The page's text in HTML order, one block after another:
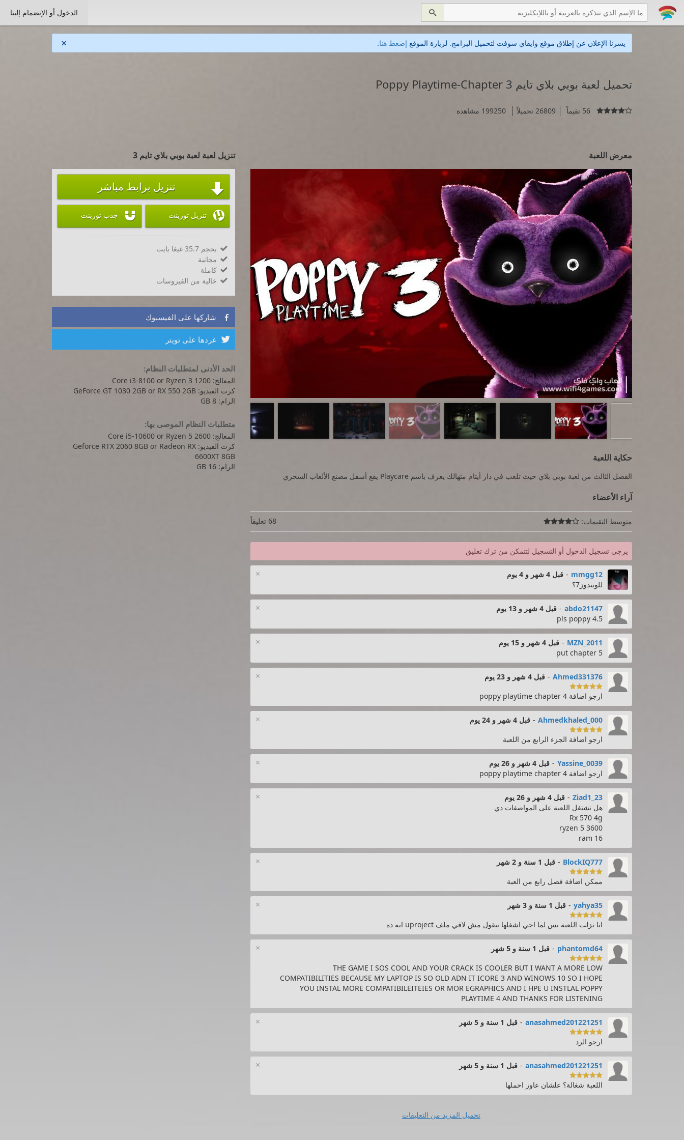
 الدخول أو الإنضمام إلينا
يسرنا الإعلان عن إطلاق موقع وايفاي سوفت لتحميل البرامج. لزيارة الموقع إضعط هنا.
×
تحميل لعبة بوبي بلاي تايم Poppy Playtime-Chapter 3
 56 تقيماً 26809 تحميلاً 199250 مشاهدة
معرض اللعبة
حكاية اللعبة
الفصل الثالث من لعبة بوبي بلاي حيث تلعب في دار أيتام متهالك يعرف باسم Playcare يقع أسفل مصنع الألعاب السحري
آراء الأعضاء
متوسط التقيمات:  68 تعليقاً
يرجى تسجيل الدخول أو التسجيل لتتمكن من ترك تعليق
× mmgg12
- قبل 4 شهر و 4 يوم
للويندوز7؟
× abdo21147
- قبل 4 شهر و 13 يوم
pls poppy 4.5
× MZN_2011
- قبل 4 شهر و 15 يوم
put chapter 5
× Ahmed331376
- قبل 4 شهر و 23 يوم

ارجو اضافة poppy playtime chapter 4
× Ahmedkhaled_000
- قبل 4 شهر و 24 يوم

ارجو اضافة الجزء الرابع من اللعبة
× Yassine_0039
- قبل 4 شهر و 26 يوم
ارجو اضافة poppy playtime chapter 4
× Ziad1_23
- قبل 4 شهر و 26 يوم
هل تشتغل اللعبة على المواصفات دي
Rx 570 4g
ryzen 5 3600
16 ram
× BlockIQ777
- قبل 1 سنة و 2 شهر

ممكن اضافة فصل رابع من العبة
× yahya35
- قبل 1 سنة و 3 شهر

انا نزلت اللعبة بس لما اجي اشغلها بيقول مش لاقي ملف uproject ايه ده
× phantomd64
- قبل 1 سنة و 5 شهر

THE GAME I SOS COOL AND YOUR CRACK IS COOLER BUT I WANT A MORE LOW
COMPATIBILITIES BECAUSE MY LAPTOP IS SO OLD ADN IT ICORE 3 AND WINOWS 10 SO I HOPE
YOU INSTAL MORE COMPATIBILEITEIES OR MOR EGRAPHICS AND I HPE U INSTLAL POPPY
PLAYTIME 4 AND THANKS FOR LISTENING
× anasahmed201221251
- قبل 1 سنة و 5 شهر

ارجو الرد
× anasahmed201221251
- قبل 1 سنة و 5 شهر

اللعبة شغالة؟ علشان عاوز احملها
تحميل المزيد من التعليقات
تنزيل لعبة لعبة بوبي بلاي تايم 3
 تنزيل برابط مباشر
 تنزيل تورينت  جذب تورينت
 بحجم 35.7 غيغا بايت
 مجانية
 كاملة
 خالية من الفيروسات
 شاركها على الفيسبوك
 غردها على تويتر
الحد الأدنى لمتطلبات النظام:
المعالج: Core i3-8100 or Ryzen 3 1200
كرت الفيديو: GeForce GT 1030 2GB or RX 550 2GB
الرام: 8 GB
متطلبات النظام الموصى بها:
المعالج: Core i5-10600 or Ryzen 5 2600
كرت الفيديو: Geforce RTX 2060 8GB or Radeon RX
6600XT 8GB
الرام: 16 GB